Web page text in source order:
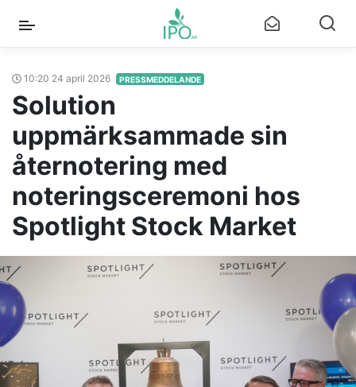
10:20 24 april 2026 PRESSMEDDELANDE
Solution
uppmärksammade sin
åternotering med
noteringsceremoni hos
Spotlight Stock Market